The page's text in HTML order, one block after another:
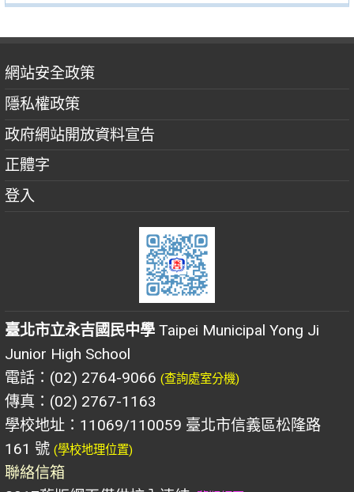
網站安全政策
隱私權政策
政府網站開放資料宣告
正體字
登入
臺北市立永吉國民中學 Taipei Municipal Yong Ji
Junior High School
電話：(02) 2764-9066 (查詢處室分機)
傳真：(02) 2767-1163
學校地址：11069/110059 臺北市信義區松隆路
161 號 (學校地理位置)
聯絡信箱